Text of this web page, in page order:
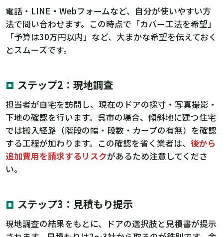
電話・LINE・Webフォームなど、自分が使いやすい方
法で問い合わせます。この時点で「カバー工法を希望」
「予算は30万円以内」など、大まかな希望を伝えておく
とスムーズです。
ステップ2：現地調査
担当者が自宅を訪問し、現在のドアの採寸・写真撮影・
下地の確認を行います。呉市の場合、傾斜地に建つ住宅
では搬入経路（階段の幅・段数・カーブの有無）を確認
する工程が加わります。この確認を省く業者は、 後から
追加費用を請求するリスクがあるため注意してくださ
い。
ステップ3：見積もり提示
現地調査の結果をもとに、ドアの選択肢と見積書が提示